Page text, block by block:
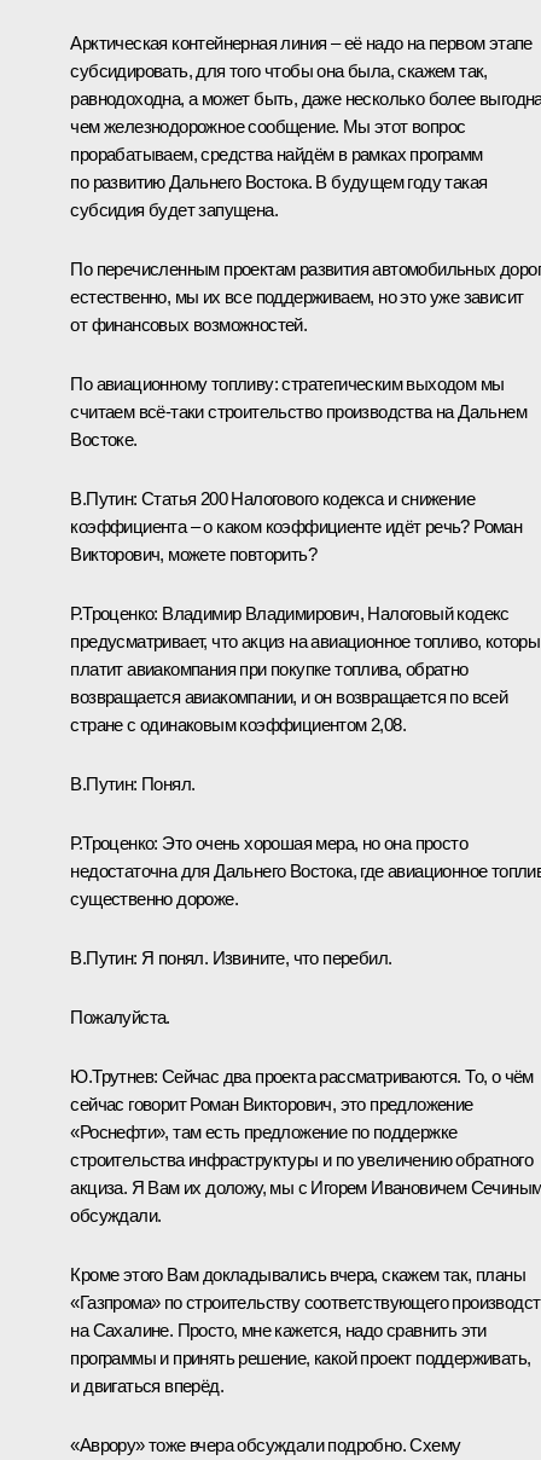
Арктическая контейнерная линия – её надо на первом этапе
субсидировать, для того чтобы она была, скажем так,
равнодоходна, а может быть, даже несколько более
чем железнодорожное сообщение. Мы этот вопрос
прорабатываем, средства найдём в рамках программ
по развитию Дальнего Востока. В будущем году такая
субсидия будет запущена.
По перечисленным проектам развития автомобильных
естественно, мы их все поддерживаем, но это уже зависит
от финансовых возможностей.
По авиационному топливу: стратегическим выходом мы
считаем всё-таки строительство производства на Дальнем
Востоке.
В.Путин: Статья 200 Налогового кодекса и снижение
коэффициента – о каком коэффициенте идёт речь? Роман
Викторович, можете повторить?
Р.Троценко: Владимир Владимирович, Налоговый кодекс
предусматривает, что акциз на авиационное топливо,
платит авиакомпания при покупке топлива, обратно
возвращается авиакомпании, и он возвращается по всей
стране с одинаковым коэффициентом 2,08.
В.Путин: Понял.
Р.Троценко: Это очень хорошая мера, но она просто
недостаточна для Дальнего Востока, где авиационное
существенно дороже.
В.Путин: Я понял. Извините, что перебил.
Пожалуйста.
Ю.Трутнев: Сейчас два проекта рассматриваются. То, о чём
сейчас говорит Роман Викторович, это предложение
«Роснефти», там есть предложение по поддержке
строительства инфраструктуры и по увеличению обратного
акциза. Я Вам их доложу, мы с Игорем Ивановичем
обсуждали.
Кроме этого Вам докладывались вчера, скажем так, планы
«Газпрома» по строительству соответствующего
на Сахалине. Просто, мне кажется, надо сравнить эти
программы и принять решение, какой проект поддерживать,
и двигаться вперёд.
«Аврору» тоже вчера обсуждали подробно. Схему